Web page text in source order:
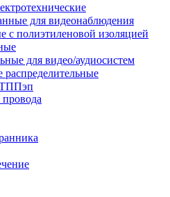
для видеонаблюдения
с полиэтиленовой изоляцией
для видео/аудиосистем
ТППэп